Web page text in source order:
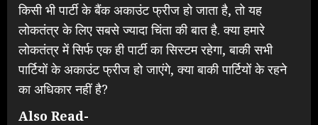
किसी भी पार्टी के बैंक अकाउंट फ्रीज हो जाता है, तो यह
लोकतंत्र के लिए सबसे ज्यादा चिंता की बात है. क्या हमारे
लोकतंत्र में सिर्फ एक ही पार्टी का सिस्टम रहेगा, बाकी सभी
पार्टियों के अकाउंट फ्रीज हो जाएंगे, क्या बाकी पार्टियों के रहने
का अधिकार नहीं है?
Also Read-